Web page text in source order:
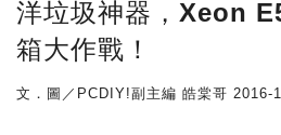
洋垃圾神器，Xeon
箱大作戰！
文．圖／PCDIY!副主編 皓棠哥 2016-